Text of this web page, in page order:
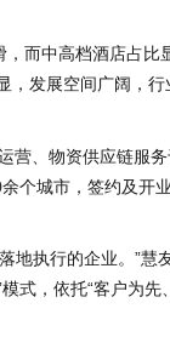
中高档酒店占比
，发展空间广阔，
、物资供应链服务
个城市，签约及开
执行的企业。”慧友
式，依托“客户为